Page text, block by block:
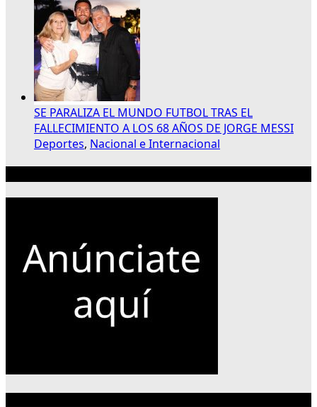
SE PARALIZA EL MUNDO FUTBOL TRAS EL
FALLECIMIENTO A LOS 68 AÑOS DE JORGE MESSI
Deportes, Nacional e Internacional